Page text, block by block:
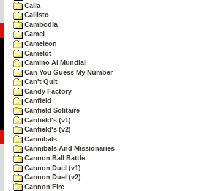
Calla
Callisto
Cambodia
Camel
Cameleon
Camelot
Camino Al Mundial
Can You Guess My Number
Can't Quit
Candy Factory
Canfield
Canfield Solitaire
Canfield's (v1)
Canfield's (v2)
Cannibals
Cannibals And Missionaries
Cannon Ball Battle
Cannon Duel (v1)
Cannon Duel (v2)
Cannon Fire